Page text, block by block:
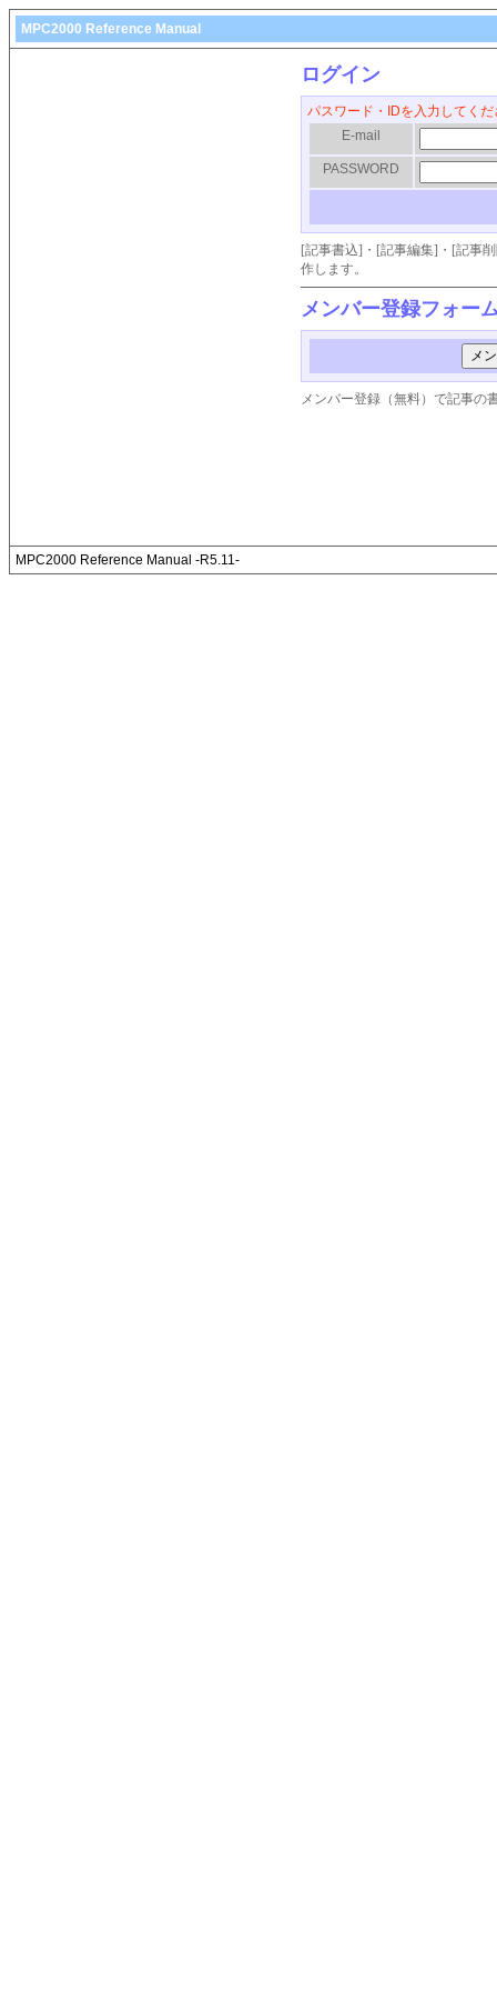
MPC2000 Reference Manual
ログイン
パスワード・IDを入力してくだ
E-mail
PASSWORD
[記事書込]・[記事編集]・[記事
作します。
メンバー登録フォー
メンバー登録（無料）で記事の
MPC2000 Reference Manual -R5.11-